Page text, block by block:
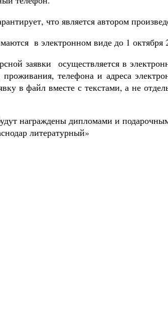
что является автором
в электронном виде до 1 октября
заявки осуществляется в
проживания, телефона и адреса
в файл вместе с текстами, а не
награждены дипломами и
литературный»